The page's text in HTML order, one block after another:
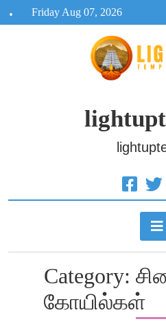
to
Friday Aug 07, 2026
Category:
கோயில்கள்